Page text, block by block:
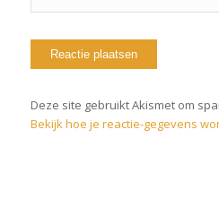
Deze site gebruikt Akismet om
Bekijk hoe je reactie-gegevens